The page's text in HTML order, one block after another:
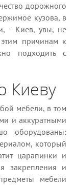
дорожного
кузова, в
- Киев, увы, не
причинам к
подходить с
Киеву
мебели, в том
и аккуратными
оборудованы:
который
царапинки и
закрепления и
мебели